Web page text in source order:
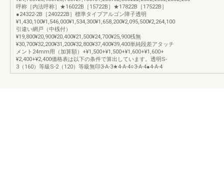
呼称［内法呼称］★16022B［15722B］★17822B［17522B］
●24322-2B［240222B］標準タイプアルゴン障子透明
¥1,430,100¥1,546,000¥1,534,300¥1,658,200¥2,095,500¥2,264,100
引違い網戸（中桟付）
¥19,800¥20,900¥20,400¥21,500¥24,700¥25,900桟無
¥30,700¥32,200¥31,200¥32,800¥37,400¥39,400単純段差アタッチ
メント24mm用（加算額）+¥1,500+¥1,500+¥1,600+¥1,600+
¥2,400+¥2,400価格表は以下の条件で算出しています。透明S-
3（160）等級S-2（120）等級無印3-A-3★4-A-4○3-A-4●4-A-4